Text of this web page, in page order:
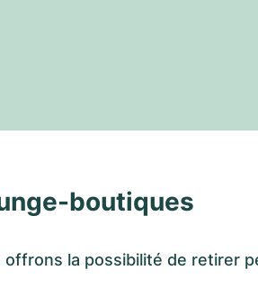
boutiques
offrons la possibilité de retirer